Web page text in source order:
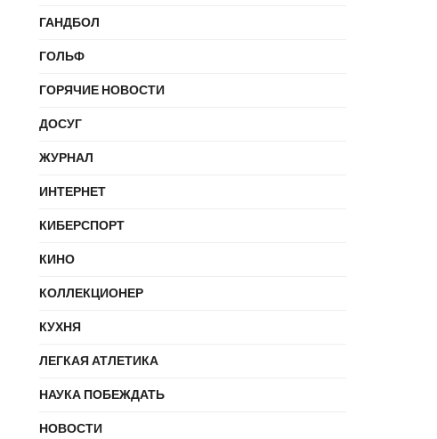
ГАНДБОЛ
ГОЛЬФ
ГОРЯЧИЕ НОВОСТИ
ДОСУГ
ЖУРНАЛ
ИНТЕРНЕТ
КИБЕРСПОРТ
КИНО
КОЛЛЕКЦИОНЕР
КУХНЯ
ЛЕГКАЯ АТЛЕТИКА
НАУКА ПОБЕЖДАТЬ
НОВОСТИ